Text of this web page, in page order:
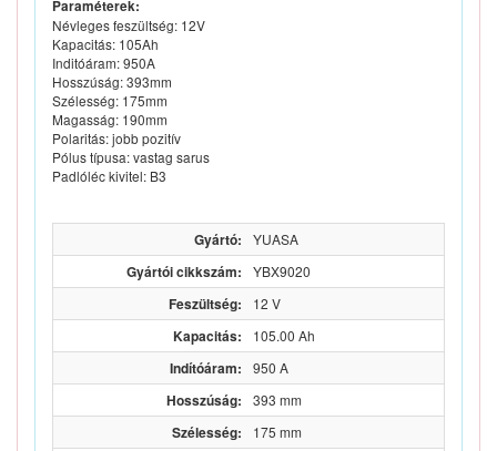
Paraméterek:
Névleges feszültség: 12V
Kapacitás: 105Ah
Inditóáram: 950A
Hosszúság: 393mm
Szélesség: 175mm
Magasság: 190mm
Polaritás: jobb pozitív
Pólus típusa: vastag sarus
Padlóléc kivitel: B3
Gyártó: YUASA
Gyártói cikkszám: YBX9020
Feszültség: 12 V
Kapacitás: 105.00 Ah
Indítóáram: 950 A
Hosszúság: 393 mm
Szélesség: 175 mm